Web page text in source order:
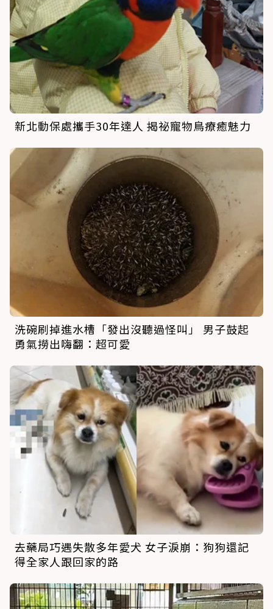
新北動保處攜手30年達人 揭祕寵物鳥療癒魅力
洗碗刷掉進水槽「發出沒聽過怪叫」 男子鼓起
勇氣撈出嗨翻：超可愛
去藥局巧遇失散多年愛犬 女子淚崩：狗狗還記
得全家人跟回家的路